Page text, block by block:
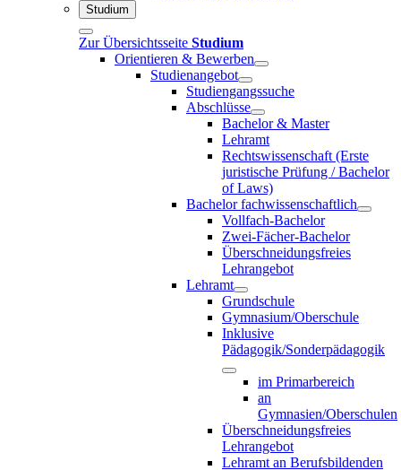
Studium
Zur Übersichtsseite Studium
Orientieren & Bewerben
Studienangebot
Studiengangssuche
Abschlüsse
Bachelor & Master
Lehramt
Rechtswissenschaft (Erste
juristische Prüfung / Bachelor
of Laws)
Bachelor fachwissenschaftlich
Vollfach-Bachelor
Zwei-Fächer-Bachelor
Überschneidungsfreies
Lehrangebot
Lehramt
Grundschule
Gymnasium/Oberschule
Inklusive
Pädagogik/Sonderpädagogik
im Primarbereich
an
Gymnasien/Oberschulen
Überschneidungsfreies
Lehrangebot
Lehramt an Berufsbildenden